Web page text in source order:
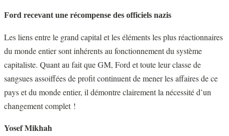
Ford recevant une récompense des officiels nazis
Les liens entre le grand capital et les éléments les plus réactionnaires
du monde entier sont inhérents au fonctionnement du système
capitaliste. Quant au fait que GM, Ford et toute leur classe de
sangsues assoiffées de profit continuent de mener les affaires de ce
pays et du monde entier, il démontre clairement la nécessité d’un
changement complet !
Yosef Mikhah